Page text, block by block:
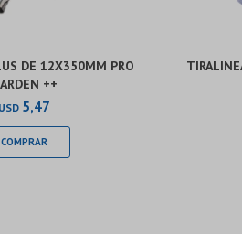
DE 12X350MM PRO
++
USD 5,47